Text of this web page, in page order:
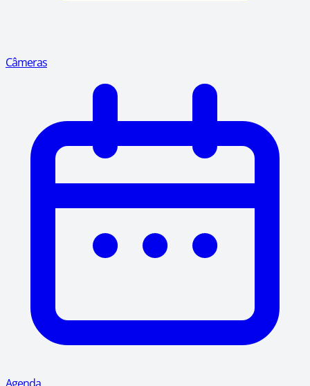
Câmeras